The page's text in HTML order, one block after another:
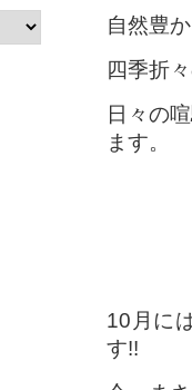
自然豊
四季折
日々の
ます。
10月に
す!!